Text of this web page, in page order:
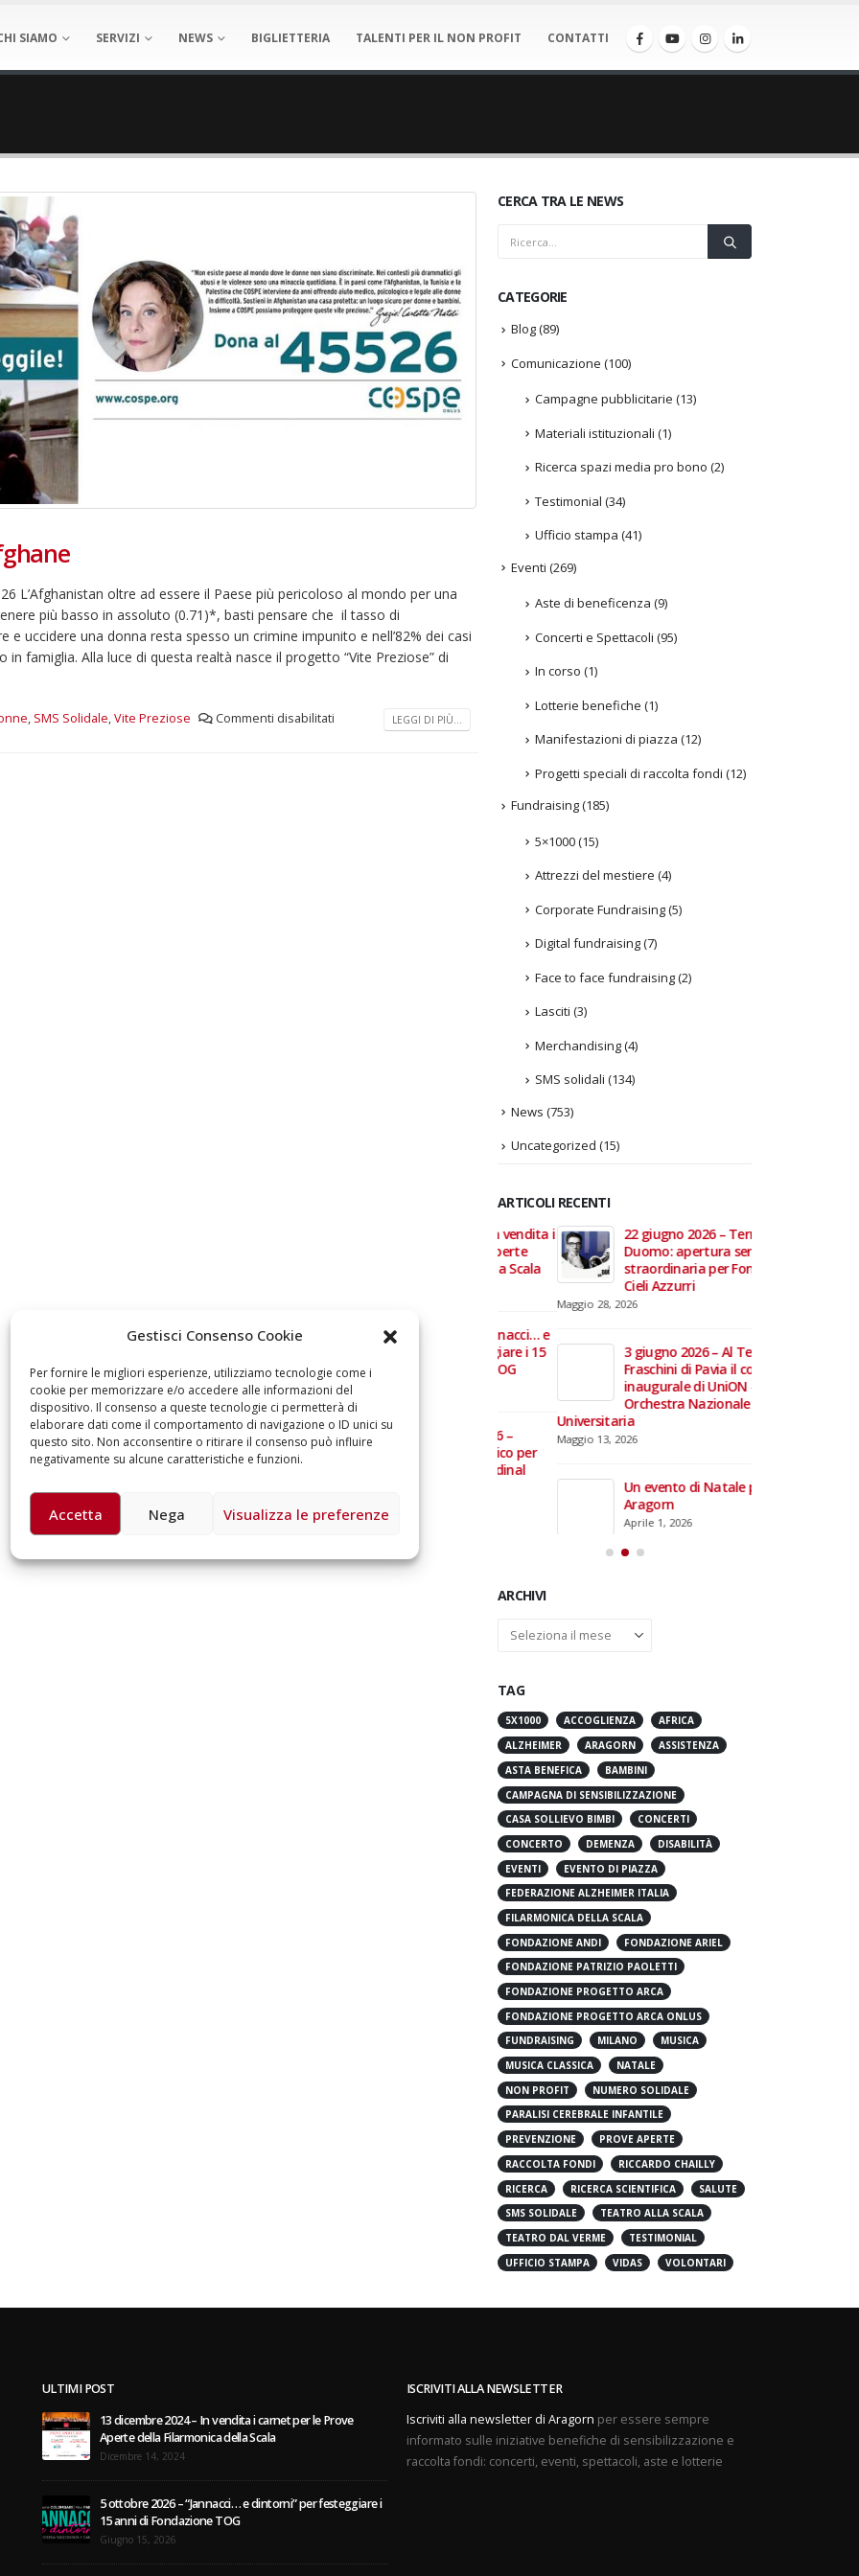
Gestisci Consenso Cookie
Per fornire le migliori esperienze, utilizziamo tecnologie come i
cookie per memorizzare e/o accedere alle informazioni del
dispositivo. Il consenso a queste tecnologie ci permetterà di
elaborare dati come il comportamento di navigazione o ID unici su
questo sito. Non acconsentire o ritirare il consenso può influire
negativamente su alcune caratteristiche e funzioni.
Accetta Nega Visualizza le preferenze
SIAMO SERVIZI NEWS BIGLIETTERIA TALENTI PER IL NON PROFIT CONTATTI
L’Afghanistan oltre ad essere il Paese più pericoloso al mondo per una
più basso in assoluto (0.71)*, basti pensare che il tasso di
uccidere una donna resta spesso un crimine impunito e nell’82% dei casi
famiglia. Alla luce di questa realtà nasce il progetto “Vite Preziose” di
, SMS Solidale,Vite Preziose Commenti disabilitati LEGGI DI PIÙ...
CERCA TRA LE NEWS
CATEGORIE
Blog(89)
Comunicazione (100)
Campagne pubblicitarie (13)
Materiali istituzionali (1)
Ricerca spazi media pro bono (2)
Testimonial (34)
Ufficio stampa (41)
Eventi (269)
Aste di beneficenza (9)
Concerti e Spettacoli (95)
In corso (1)
Lotterie benefiche (1)
Manifestazioni di piazza (12)
Progetti speciali di raccolta fondi (12)
Fundraising(185)
5×1000(15)
Attrezzi del mestiere (4)
Corporate Fundraising(5)
Digital fundraising(7)
Face to face fundraising(2)
Lasciti (3)
Merchandising(4)
SMS solidali (134)
News (753)
Uncategorized (15)
ARTICOLI RECENTI
17, 2026
5 ottobre 2026 – “Jannacci… e
anni di Fondazione TOG
Giugno 15, 2026
18 e 19 dicembre 2026 –
Doppio gospel benefico per
22 giugno 2026 – Terrazze del
Duomo: apertura serale
straordinaria per Fondazione
Cieli Azzurri
Maggio 28, 2026
3 giugno 2026 – Al Teatro
Fraschini di Pavia il concerto
inaugurale di UniON –
Orchestra Nazionale
Universitaria
Maggio 13, 2026
Un evento di Natale per
Aprile 1, 2026
Archivi
5X1000 ACCOGLIENZA
AFRICA
ALZHEIMER
ARAGORN
ASTA BENEFICA
BAMBINI
CAMPAGNA DI SENSIBILIZZAZIONE
CASA SOLLIEVO BIMBI
CONCERTI
CONCERTO
DEMENZA
DISABILITÀ
EVENTI
EVENTO DI PIAZZA
FEDERAZIONE ALZHEIMER ITALIA
FILARMONICA DELLA SCALA
FONDAZIONE ANDI
FONDAZIONE ARIEL
FONDAZIONE PATRIZIO PAOLETTI
FONDAZIONE PROGETTO ARCA
FONDAZIONE PROGETTO ARCA ONLUS
FUNDRAISING
MILANO
MUSICA
MUSICA CLASSICA
NATALE
NON PROFIT
NUMERO SOLIDALE
PARALISI CEREBRALE INFANTILE
PREVENZIONE
PROVE APERTE
RACCOLTA FONDI
RICCARDO CHAILLY
RICERCA
RICERCA SCIENTIFICA
SALUTE
SMS SOLIDALE
TEATRO ALLA SCALA
TEATRO DAL VERME
TESTIMONIAL
13 dicembre 2024 – In vendita i carnet per le Prove
Aperte della Filarmonica della Scala
5 ottobre 2026 – “Jannacci… e dintorni” per festeggiare i
15 anni di Fondazione TOG
Iscriviti alla newsletter di Aragornper essere sempre
informato sulle iniziative benefiche di sensibilizzazione e